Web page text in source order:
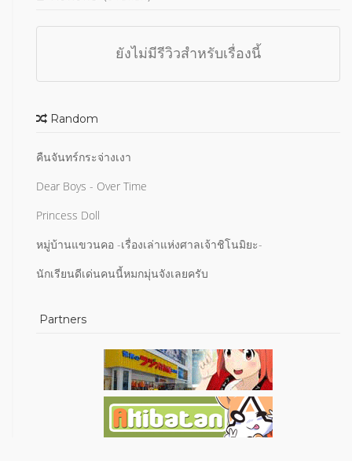
ยังไม่มีรีวิวสำหรับเรื่องนี้
Random
คืนจันทร์กระจ่างเงา
Dear Boys - Over Time
Princess Doll
หมู่บ้านแขวนคอ -เรื่องเล่าแห่งศาลเจ้าชิโนมิยะ-
นักเรียนดีเด่นคนนี้หมกมุ่นจังเลยครับ
Partners